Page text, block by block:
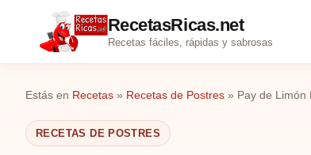
RecetasRicas.net
Recetas fáciles, rápidas y sabrosas
Estás en Recetas » Recetas de Postres » Pay de Limón
RECETAS DE POSTRES